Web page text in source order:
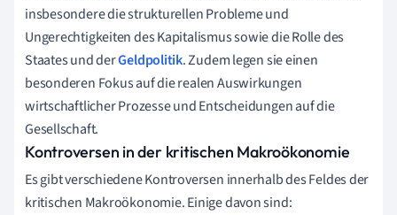
insbesondere die strukturellen Probleme und
Ungerechtigkeiten des Kapitalismus sowie die Rolle des
Staates und derGeldpolitik. Zudem legen sie einen
besonderen Fokus auf die realen Auswirkungen
wirtschaftlicher Prozesse und Entscheidungen auf die
Gesellschaft.
Kontroversen in der kritischen Makroökonomie
Es gibt verschiedene Kontroversen innerhalb des Feldes der
kritischen Makroökonomie. Einige davon sind: